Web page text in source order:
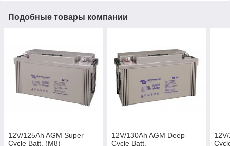
Подобные товары компании
12V/125Ah AGM Super
Cycle Batt. (M8)
12V/130Ah AGM Deep
Cycle Batt.